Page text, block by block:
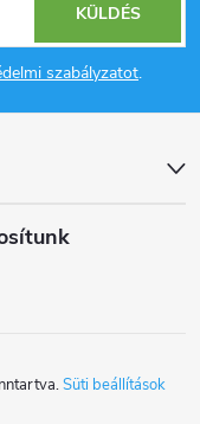
szabályzatot.
KÜLDÉS
Süti beállítások